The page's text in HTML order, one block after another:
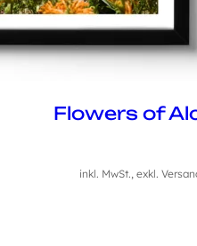
Flowers of
inkl. MwSt., exkl.